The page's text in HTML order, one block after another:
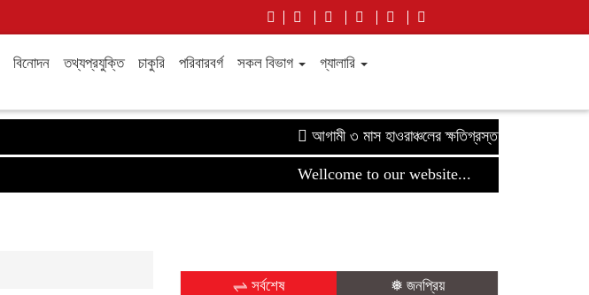
বিনোদন তথ্যপ্রযুক্তি চাকুরি পরিবারবর্গ সকল বিভাগ গ্যালারি
আগামী ৩ মাস হাওরাঞ্চলের ক্ষতিগ্রস্ত কৃষকদের সহায়তা
Wellcome to our website...
⇌ সর্বশেষ
❅ জনপ্রিয়